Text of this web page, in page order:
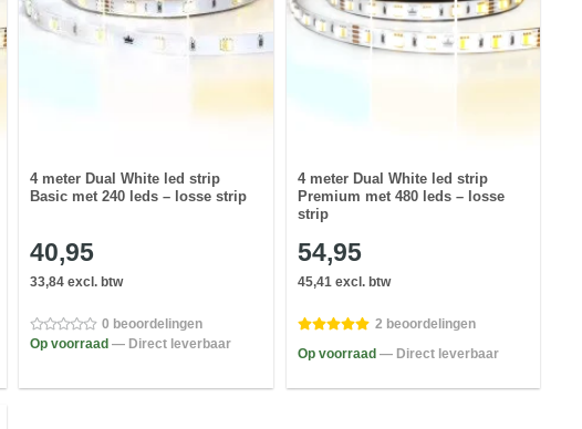
4 meter Dual White led strip
Basic met 240 leds – losse strip
40,95
33,84 excl. btw
0 beoordelingen
Op voorraad — Direct leverbaar
4 meter Dual White led strip
Premium met 480 leds – losse
strip
54,95
45,41 excl. btw
2 beoordelingen
Op voorraad — Direct leverbaar